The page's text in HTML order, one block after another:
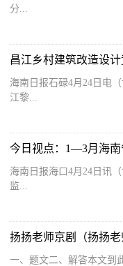
分...
昌江乡村建筑改造设
海南日报石碌4月24日电
江黎...
海南日报海口4月24日讯
监...
扬扬老师京剧（扬扬老
一、题文二、解答本文到